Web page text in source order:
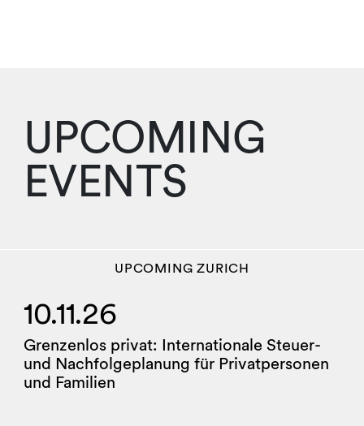
UPCOMING
EVENTS
UPCOMINGZURICH
10.11.26
Grenzenlos privat: Internationale Steuer-
und Nachfolgeplanung für Privatpersonen
und Familien